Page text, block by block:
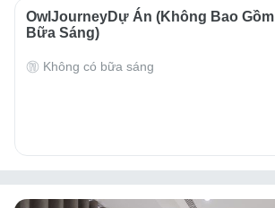
OwlJourneyDự Án (Không Bao Gồm
Bữa Sáng)
Không có bữa sáng